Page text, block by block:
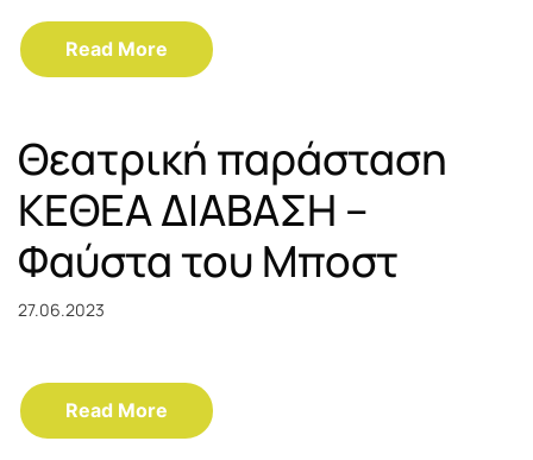
Read More
Θεατρική παράσταση
ΚΕΘΕΑ ΔΙΑΒΑΣΗ –
Φαύστα του Μποστ
27.06.2023
Read More